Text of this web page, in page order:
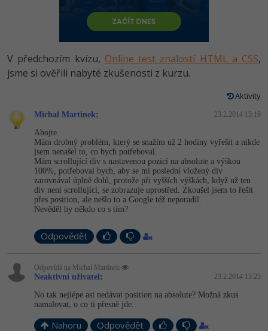
HTML5, CSS3, Bootstrap, SEO
Testování a verzování
Spring
ASP.NET MVC
Best practices
JavaScript
Python
HTML / CSS
UML a návrhové vzory
MySQL/MariaDB
MS-SQL
C# Game developer
Tester
Systémový administrátor
Grafik / UX/UI návrhář
3D grafik
Projektový manažer
Copywriter
WordPress specialista
-80%
PHP -80%
-80%
Kotlin -80%
C -80%
VB.NET
SQL
Návrh SW
Algoritmy
Umělá inteligence (AI) -10%
Digitální gramotnost
Marketing
WordPress
Business
Kryptoměny -25%
Copywriting -30%
MS Office -80%
Google Dokumenty
Time management
Windows
Photoshop -80%
Adobe Illustrator -80%
Adobe Lightroom -30%
Adobe After Effects
Blender -80%
Inkscape
Fotografování -80%
Video
Ostatní
Fórum
V předchozím kvízu, Online test znalostí HTML a CSS,
jsme si ověřili nabyté zkušenosti z kurzu.
Aktivity
Michal Martinek: 23.2.2014 13:19
Ahojte.
Mám drobný problém, který se snažím už 2 hodiny vyřešit a nikde
jsem nenašel to, co bych potřeboval.
Mám scrollující div s nastavenou pozicí na absolute a výškou
100%, potřeboval bych, aby se mi poslední vložený div
zarovnával úplně dolů, protože při vyšších výškách, když už ten
div není scrollující, se zobrazuje uprostřed. Zkoušel jsem to řešit
přes position, ale nešlo to a Google též neporadil.
Nevěděl by někdo co s tím?
Odpovědět
Odpovídá na Michal Martinek
Neaktivní uživatel: 23.2.2014 13:25
No tak nejlépe asi nedávat position na absolute? Možná zkus
namalovat, o co ti přesně jde.
Nahoru Odpovědět